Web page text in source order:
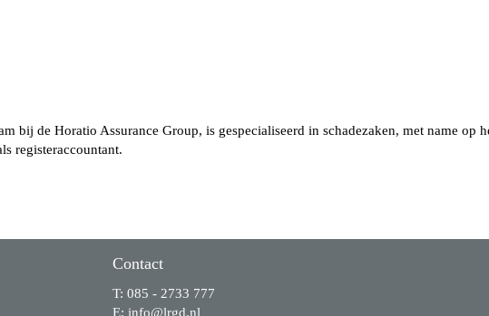
bij de Horatio Assurance Group, is gespecialiseerd in schadezaken, met name op
registeraccountant.
Contact
T: 085 - 2733 777
E: ofni@lrgd.nl